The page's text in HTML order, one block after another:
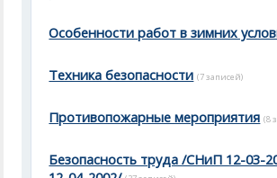
Особенности работ в зимних
Техника безопасности (7 записей)
Противопожарные мероприятия (8
Безопасность труда /СНиП 12-03-